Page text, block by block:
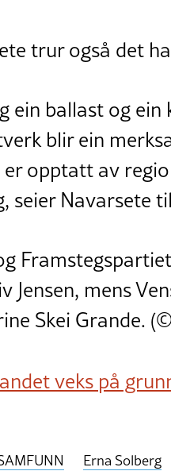
trur også det
ein ballast og
blir ein
er opptatt av
seier Navarsete
Jensen, mens
Skei Grande.
veks på
Erna Solberg